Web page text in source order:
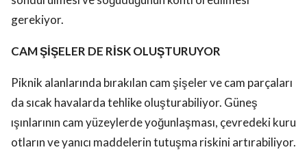
gerekiyor.
CAM ŞİŞELER DE RİSK OLUŞTURUYOR
Piknik alanlarında bırakılan cam şişeler ve cam parçaları
da sıcak havalarda tehlike oluşturabiliyor. Güneş
ışınlarının cam yüzeylerde yoğunlaşması, çevredeki kuru
otların ve yanıcı maddelerin tutuşma riskini artırabiliyor.